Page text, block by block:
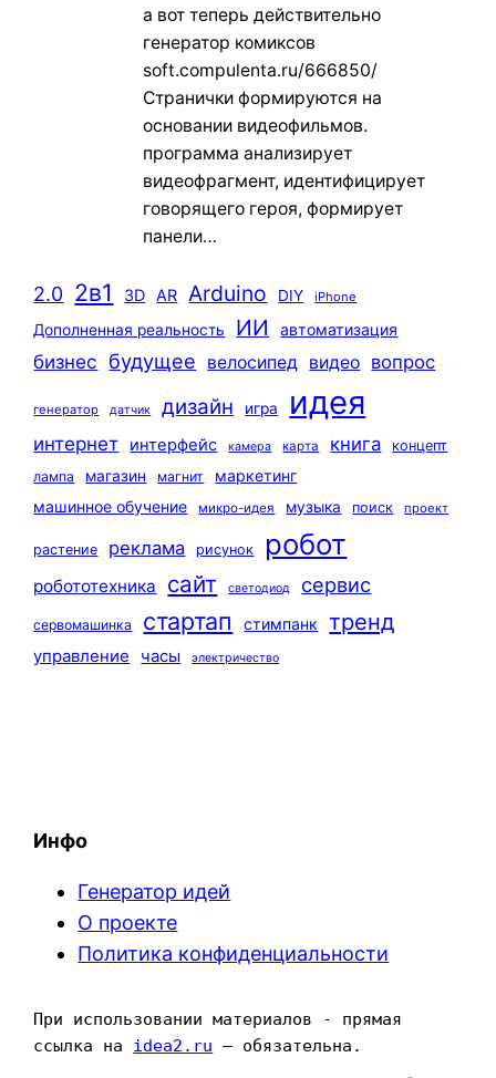
а вот теперь действительно
генератор комиксов
soft.compulenta.ru/666850/
Странички формируются на
основании видеофильмов.
программа анализирует
видеофрагмент, идентифицирует
говорящего героя, формирует
панели…
2.0 2в1 3D AR Arduino DIY iPhone
Дополненная реальность ИИ автоматизация
бизнес будущее велосипед видео вопрос
генератор датчик дизайн игра идея
интернет интерфейс камера карта книга
концепт
лампа
магазин магнит
маркетинг
машинное обучение
микро-идея музыка поиск проект
растение реклама рисунок робот
робототехника сайт светодиод сервис
сервомашинка стартап стимпанк тренд
управление часы электричество
Инфо
Генератор идей
О проекте
Политика конфиденциальности
При использовании материалов - прямая
ссылка на idea2.ru — обязательна.